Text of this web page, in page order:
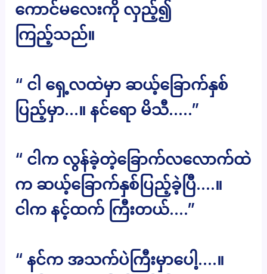
ကောင်မလေးကို လှည့်၍
ကြည့်သည်။
“ ငါ ရှေ့လထဲမှာ ဆယ့်ခြောက်နှစ်
ပြည့်မှာ…။ နင်ရော မိသီ…..”
“ ငါက လွန်ခဲ့တဲ့ခြောက်လလောက်ထဲ
က ဆယ့်ခြောက်နှစ်ပြည့်ခဲ့ပြီ….။
ငါက နင့်ထက် ကြီးတယ်….”
“ နင်က အသက်ပဲကြီးမှာပေါ့….။